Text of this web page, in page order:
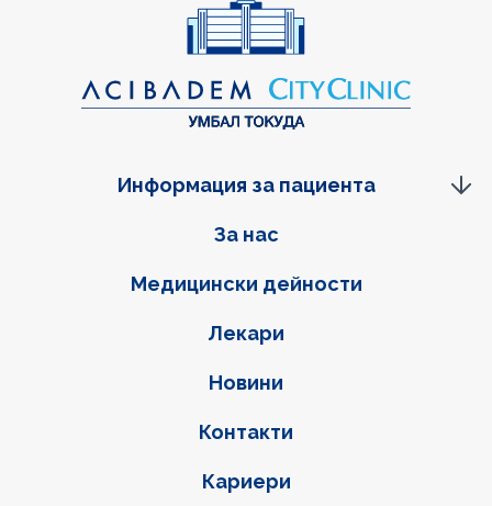
Фуутер навигация
За нас
Медицински дейности
Лекари
Новини
Контакти
Кариери
Информация за пациента